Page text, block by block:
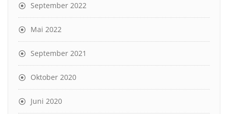
September 2022
Mai 2022
September 2021
Oktober 2020
Juni 2020